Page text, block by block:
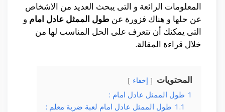
المعلومات الرائعة و التى يبحث العديد من الاشخاص
عن حلها و هناك فزورة عن طول الممثل عادل امام و
التى يمكنك أن تتعرف على الحل المناسب لها من
خلال قراءة المقالة.
المحتويات إخفاء
1 طول الممثل عادل امام :
1.1 طول الممثل عادل امام لعبة ضربة معلم :